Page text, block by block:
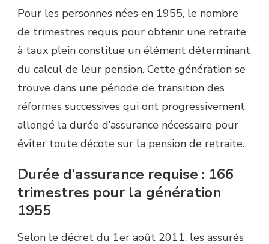
Pour les personnes nées en 1955, le nombre
de trimestres requis pour obtenir une retraite
à taux plein constitue un élément déterminant
du calcul de leur pension. Cette génération se
trouve dans une période de transition des
réformes successives qui ont progressivement
allongé la durée d’assurance nécessaire pour
éviter toute décote sur la pension de retraite.
Durée d’assurance requise : 166
trimestres pour la génération
1955
Selon le décret du 1er août 2011, les assurés